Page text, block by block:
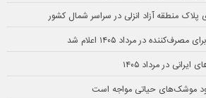
پلاک منطقه آزاد انزلی در سراسر شمال کشور
در مرداد ۱۴۰۵
موشک‌های حیاتی مواجه است